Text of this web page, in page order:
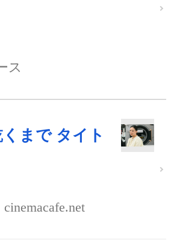
ス
まで タイト
cinemacafe.net